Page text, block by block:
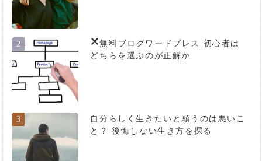
2 無料ブログ ワードプレス 初心者は
どちらを選ぶのが正解か
3
自分らしく生きたいと願うのは悪いこ
と？ 後悔しない生き方を探る